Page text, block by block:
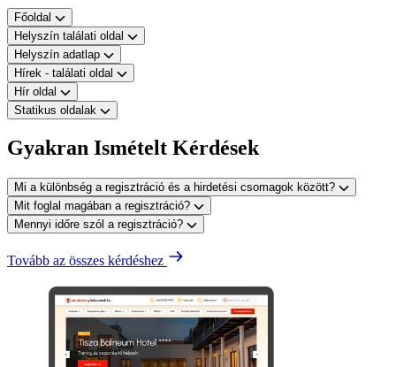
Főoldal
Helyszín találati oldal
Helyszín adatlap
Hírek - találati oldal
Hír oldal
Statikus oldalak
Gyakran Ismételt Kérdések
Mi a különbség a regisztráció és a hirdetési csomagok között?
Mit foglal magában a regisztráció?
Mennyi időre szól a regisztráció?
Tovább az összes kérdéshez